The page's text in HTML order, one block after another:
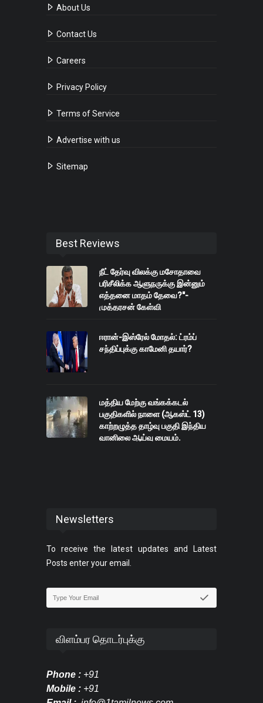
About Us
Contact Us
Careers
Privacy Policy
Terms of Service
Advertise with us
Sitemap
Best Reviews
நீட் தேர்வு விலக்கு மசோதாவை
பரிசீலிக்க ஆளுநருக்கு இன்னும்
எத்தனை மாதம் தேவை?"-
முத்தரசன் கேள்வி
ஈரான்-இஸ்ரேல் மோதல்: ட்ரம்ப்
சந்திப்புக்கு காமேனி தயார்?
மத்திய மேற்கு வங்கக்கடல்
பகுதிகளில் நாளை (ஆகஸ்ட் 13)
காற்றழுத்த தாழ்வு பகுதி இந்திய
வானிலை ஆய்வு மையம்.
Newsletters
To receive the latest updates and Latest
Posts enter your email.
விளம்பர தொடர்புக்கு
Phone : +91
Mobile : +91